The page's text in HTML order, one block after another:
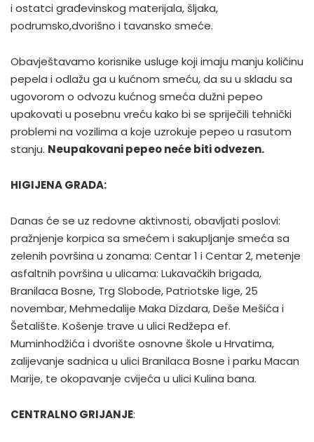
i ostatci građevinskog materijala, šljaka,
podrumsko,dvorišno i tavansko smeće.
Obavještavamo korisnike usluge koji imaju manju količinu
pepela i odlažu ga u kućnom smeću, da su u skladu sa
ugovorom o odvozu kućnog smeća dužni pepeo
upakovati u posebnu vreću kako bi se spriječili tehnički
problemi na vozilima a koje uzrokuje pepeo u rasutom
stanju. Neupakovani pepeo neće biti odvezen.
HIGIJENA GRADA:
Danas će se uz redovne aktivnosti, obavljati poslovi:
pražnjenje korpica sa smećem i sakupljanje smeća sa
zelenih površina u zonama: Centar 1 i Centar 2, metenje
asfaltnih površina u ulicama: Lukavačkih brigada,
Branilaca Bosne, Trg Slobode, Patriotske lige, 25
novembar, Mehmedalije Maka Dizdara, Deše Mešića i
Šetalište. Košenje trave u ulici Redžepa ef.
Muminhodžića i dvorište osnovne škole u Hrvatima,
zalijevanje sadnica u ulici Branilaca Bosne i parku Macan
Marije, te okopavanje cvijeća u ulici Kulina bana.
CENTRALNO GRIJANJE: